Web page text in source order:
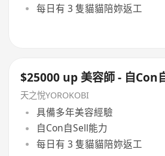
每日有 3 隻貓貓陪妳返工
$25000 up 美容師 - 自Con
天之悅YOROKOBI
具備多年美容經驗
自Con自Sell能力
每日有 3 隻貓貓陪妳返工